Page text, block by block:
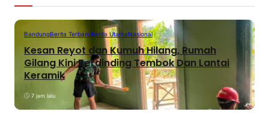
BandungBerita TerbaruBerita UtamaNasional
Kesan Reyot dan Kumuh Hilang, Rumah
Gilang Kini Berdinding Tembok Dan Lantai
Keramik
7 jam lalu